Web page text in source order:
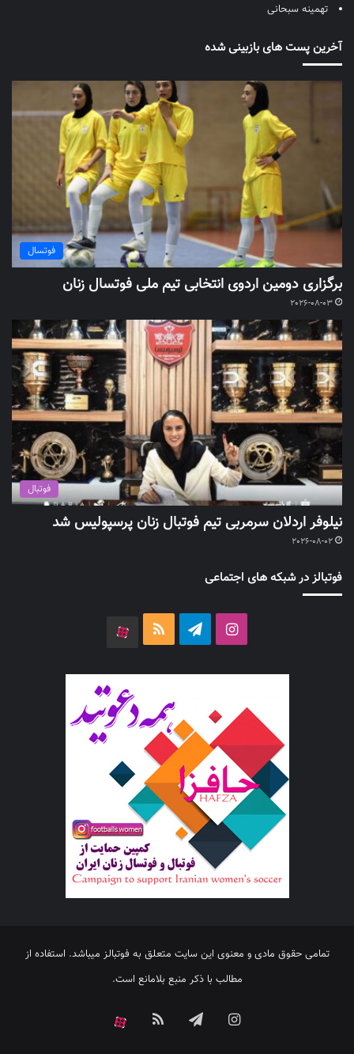
تهمینه سبحانی
آخرین پست های بازبینی شده
فوتسال
برگزاری دومین اردوی انتخابی تیم ملی فوتسال زنان
2026-08-03
فوتبال
نیلوفر اردلان سرمربی تیم فوتبال زنان پرسپولیس شد
2026-08-02
فوتبالز در شبکه های اجتماعی
اینستاگرامتلگرام خوراک
تمامی حقوق مادی و معنوی این سایت متعلق به فوتبالز میباشد. استفاده از
مطالب با ذکر منبع بلامانع است.
اینستاگرامتلگرام خوراک